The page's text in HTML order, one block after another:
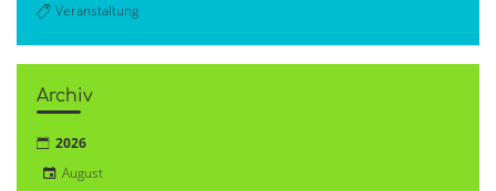
Veranstaltung
Archiv
2026
August